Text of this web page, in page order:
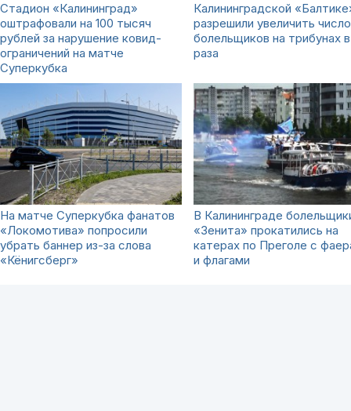
Стадион «Калининград»
оштрафовали на 100 тысяч
рублей за нарушение ковид-
ограничений на матче
Суперкубка
Калининградской
разрешили увеличить число
болельщиков на трибунах
раза
На матче Суперкубка фанатов
«Локомотива» попросили
убрать баннер из-за слова
«Кёнигсберг»
В Калининграде
«Зенита» прокатились на
катерах по Преголе с
и флагами